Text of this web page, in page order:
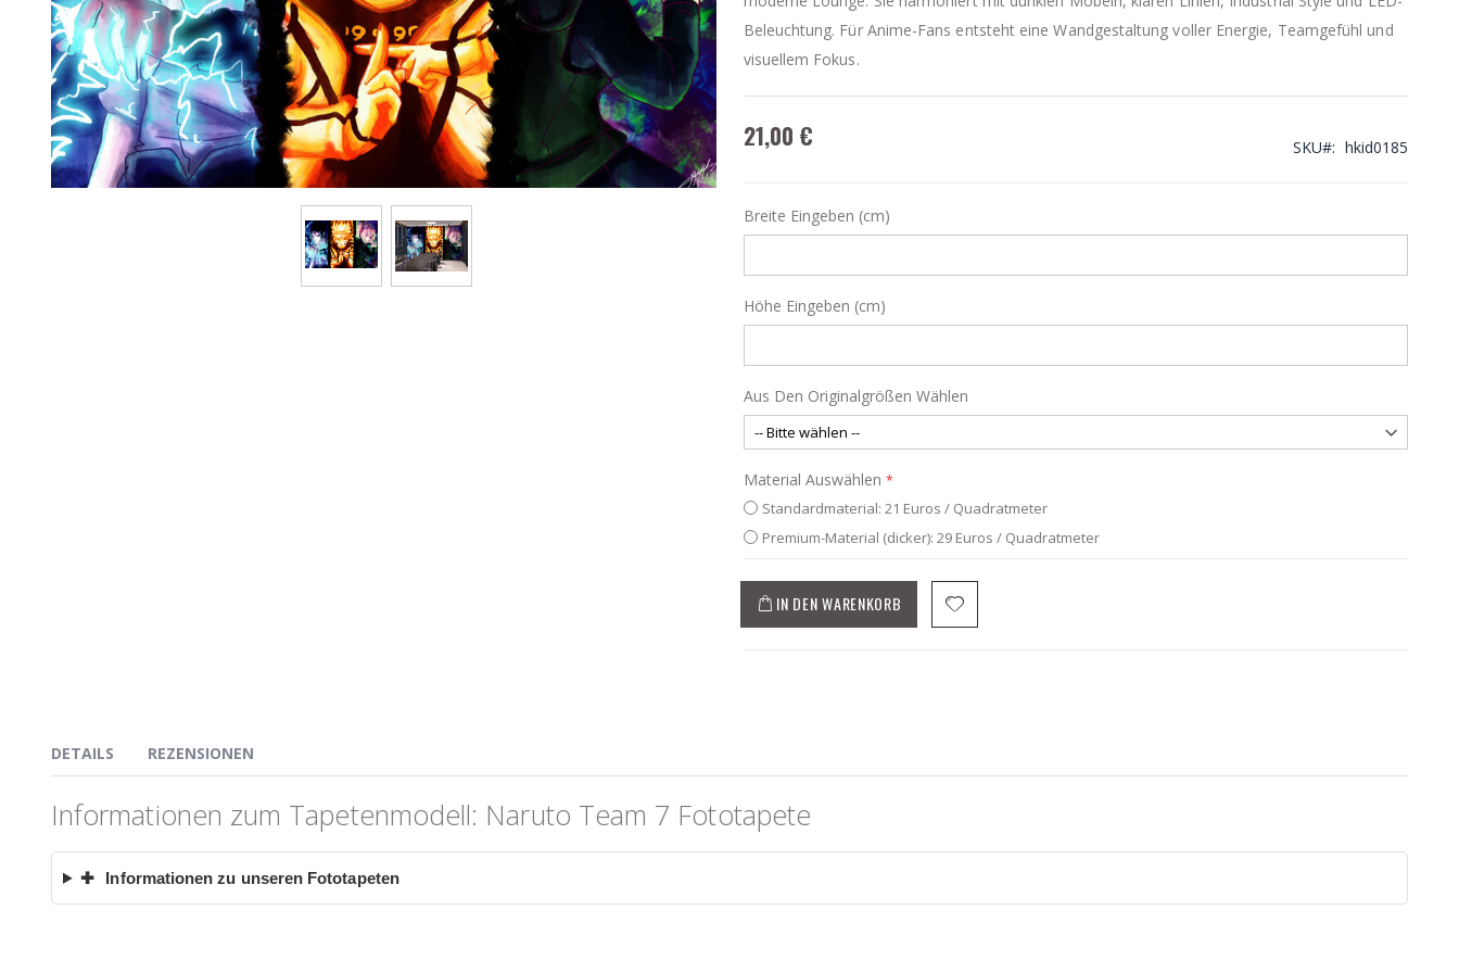
Beleuchtung. Für Anime-Fans entsteht eine Wandgestaltung voller Energie, Teamgefühl und
visuellem Fokus.
21,00 € SKU hkid0185
Breite Eingeben (cm)
Höhe Eingeben (cm)
Aus Den Originalgrößen Wählen
Material Auswählen
Standardmaterial: 21 Euros / Quadratmeter
Premium-Material (dicker): 29 Euros / Quadratmeter
IN DEN WARENKORB
DETAILS
Informationen zum Tapetenmodell: Naruto Team 7 Fototapete
✚ Informationen zu unseren Fototapeten
REZENSIONEN